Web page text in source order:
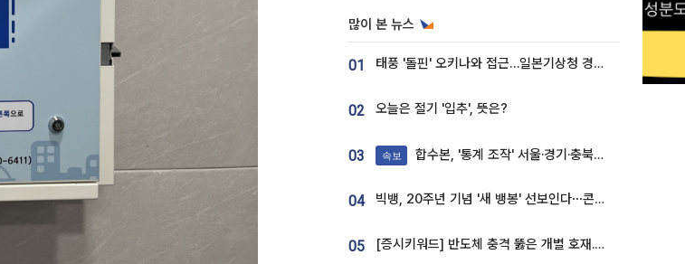
많이 본 뉴스
01 태풍 '돌핀' 오키나와 접근…일본기상청 경로 업데이트
02 오늘은 절기 '입추', 뜻은?
03 속보 합수본, '통계 조작' 서울·경기·충북 선관위 등 추가 압수수색
04 빅뱅, 20주년 기념 '새 뱅봉' 선보인다⋯콘서트 앞두고 팝업 개최
05 [증시키워드] 반도체 충격 뚫은 개별 호재...포스코퓨처엠·에코프로·한화솔루션 '눈길'